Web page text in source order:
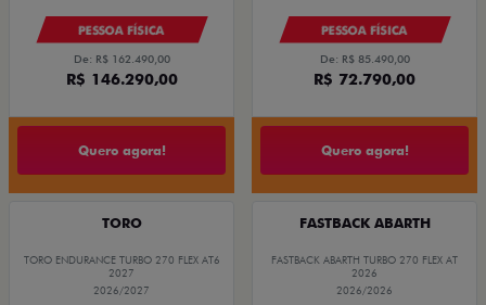
PESSOA FÍSICA
De: R$ 162.490,00
R$ 146.290,00
Quero agora!
PESSOA FÍSICA
De: R$ 85.490,00
R$ 72.790,00
Quero agora!
TORO
TORO ENDURANCE TURBO 270 FLEX AT6
2027
2026/2027
FASTBACK ABARTH
FASTBACK ABARTH TURBO 270 FLEX AT
2026
2026/2026